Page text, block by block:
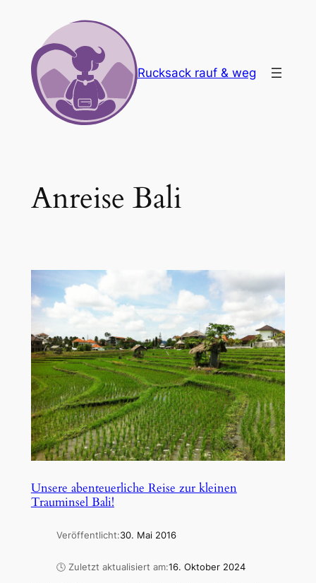
springen
Rucksack rauf & weg
Anreise Bali
Unsere abenteuerliche Reise zur kleinen
Trauminsel Bali!
Veröffentlicht:30. Mai 2016
🕓 Zuletzt aktualisiert am:16. Oktober 2024